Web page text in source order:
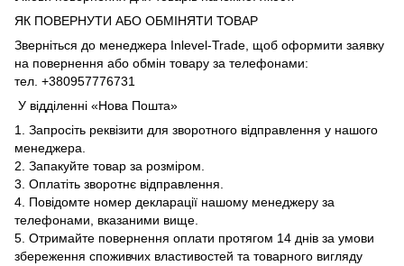
ЯК ПОВЕРНУТИ АБО ОБМІНЯТИ ТОВАР
Зверніться до менеджера Inlevel-Trade, щоб оформити заявку
на повернення або обмін товару за телефонами:
тел. +380957776731
У відділенні «Нова Пошта»
1. Запросіть реквізити для зворотного відправлення у нашого
менеджера.
2. Запакуйте товар за розміром.
3. Оплатіть зворотнє відправлення.
4. Повідомте номер декларації нашому менеджеру за
телефонами, вказаними вище.
5. Отримайте повернення оплати протягом 14 днів за умови
збереження споживчих властивостей та товарного вигляду